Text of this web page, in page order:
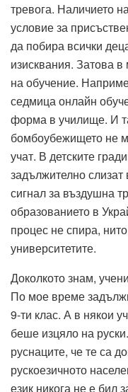
тревога. Наличието
условие за
да побира всички
изисквания. Затова
на обучение.
седмица онлайн
форма в училище. И
бомбоубежището не
учат. В детските
задължително
сигнал за въздушна
образованието в
процес не спира,
университетите.
Доколкото знам,
По мое време
9-ти клас. А в някои
беше изцяло на
руснаците, че те са
рускоезичното
език никога не е бил